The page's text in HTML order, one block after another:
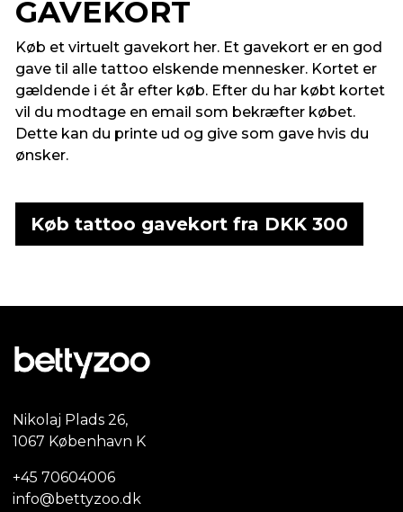
GAVEKORT
Køb et virtuelt gavekort her. Et gavekort er en god
gave til alle tattoo elskende mennesker. Kortet er
gældende i ét år efter køb. Efter du har købt kortet
vil du modtage en email som bekræfter købet.
Dette kan du printe ud og give som gave hvis du
ønsker.
Køb tattoo gavekort fra DKK 300
Nikolaj Plads 26,
1067 København K
+45 70604006
info@bettyzoo.dk